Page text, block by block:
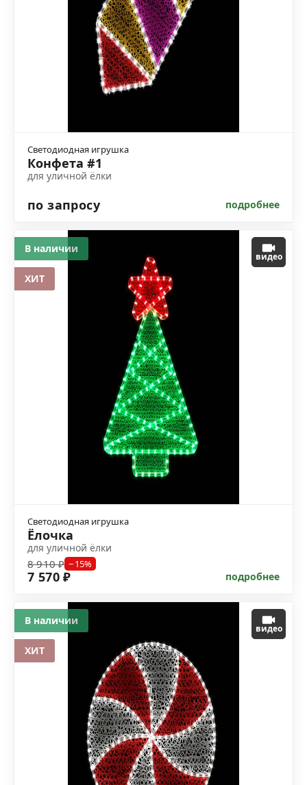
Светодиодная игрушка
Конфета #1
для уличной ёлки
по запросу подробнее
видео
Светодиодная игрушка
Ёлочка
для уличной ёлки
8 910 ₽ −15%
7 570 ₽ подробнее
В наличии
ХИТ
видео
В наличии
ХИТ